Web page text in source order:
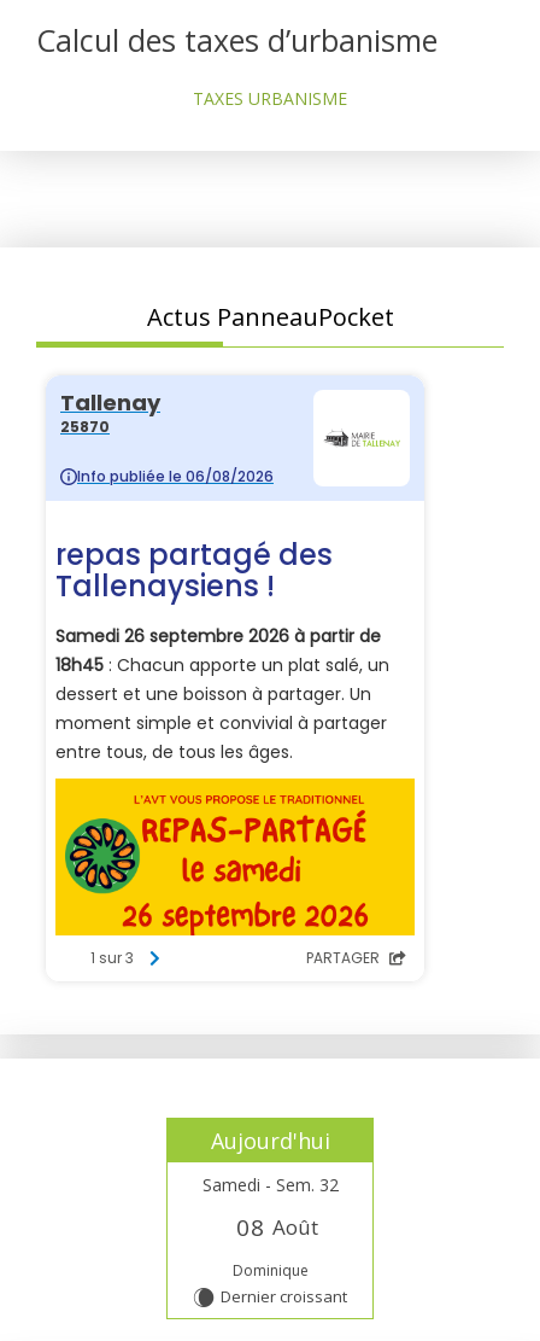
Calcul des taxes d’urbanisme
TAXES URBANISME
Actus PanneauPocket
Aujourd'hui
Samedi - Sem. 32
08 Août
Dominique
W Dernier croissant